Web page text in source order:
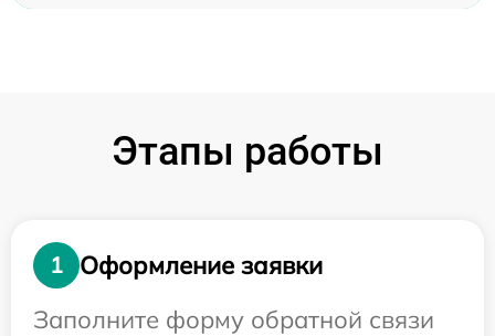
Этапы работы
1
Оформление заявки
Заполните форму обратной связи